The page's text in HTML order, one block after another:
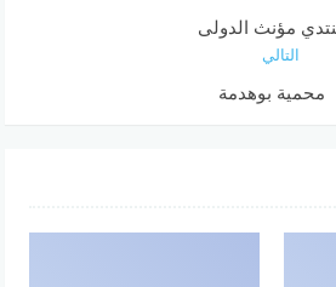
مؤنث الدولى
التالي
محمية بوهدمة